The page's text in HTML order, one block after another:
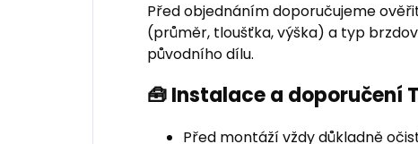
Před objednáním doporučujeme
(průměr, tloušťka, výška) a typ
původního dílu.
🧰 Instalace a doporučení
Před montáží vždy důkladně